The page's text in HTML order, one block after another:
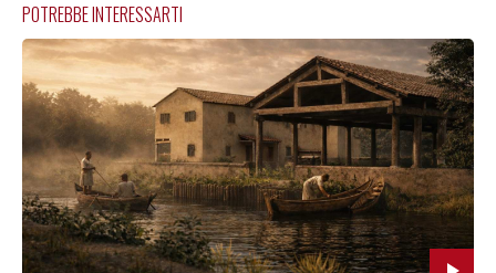
POTREBBE INTERESSARTI